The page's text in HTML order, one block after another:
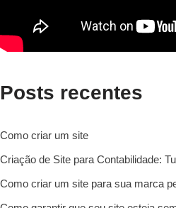
Posts recentes
Como criar um site
Criação de Site para Contabilidade:
Como criar um site para sua marca